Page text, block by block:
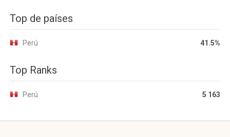
Top de países
Perú 41.5%
Top Ranks
Perú 5 163